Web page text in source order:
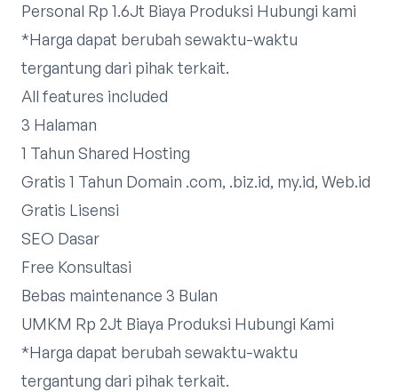
Personal Rp 1.6Jt Biaya Produksi Hubungi kami
*Harga dapat berubah sewaktu-waktu
tergantung dari pihak terkait.
All features included
3 Halaman
1 Tahun Shared Hosting
Gratis 1 Tahun Domain .com, .biz.id, my.id, Web.id
Gratis Lisensi
SEO Dasar
Free Konsultasi
Bebas maintenance 3 Bulan
UMKM Rp 2Jt Biaya Produksi Hubungi Kami
*Harga dapat berubah sewaktu-waktu
tergantung dari pihak terkait.​